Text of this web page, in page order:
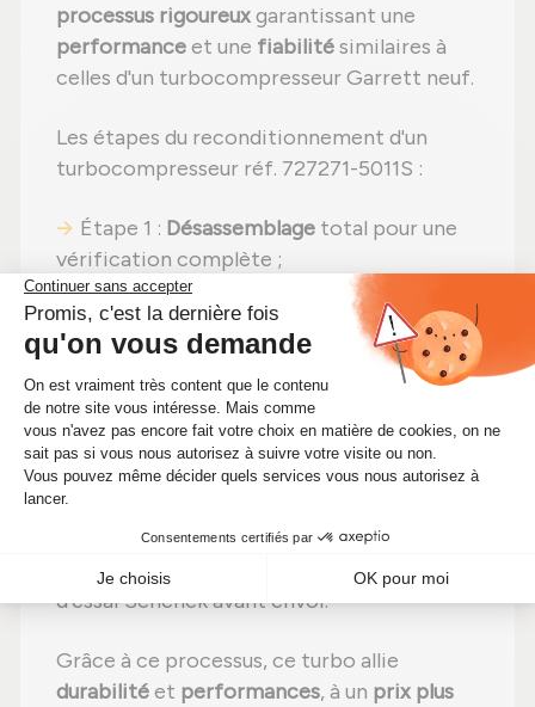
processus rigoureuxgarantissant une
performanceet une fiabilitésimilaires à
celles d'un turbocompresseur Garrett neuf.
Les étapes du reconditionnement d'un
turbocompresseur réf. 727271-5011S :
Étape 1 : Désassemblage total pour une
vérification complète ;
Étape 2 :Nettoyage minutieux
éliminer toute impureté ;
Étape 3 :Examen détaillé
de tous les
éléments ;
Étape 4 :Remplacement des pièces
uséespar des pièces neuves ;
Étape 5 :Réassemblageavec des
réglages effectués selon les
recommandations du fabricant ;
Étape 6 :
sur banc
d'essai Schenck avant envoi.
Grâce à ce processus, ce turbo allie
durabilitéet performances, à un prix plus